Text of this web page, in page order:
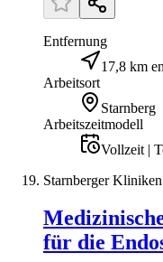
Entfernung
17,8 km
Arbeitsort
Starnberg
Arbeitszeitmodell
Vollzeit |
Starnberger
für die